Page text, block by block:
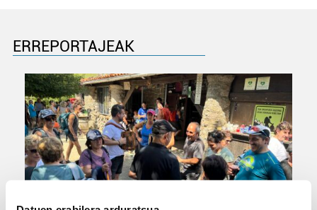
ERREPORTAJEAK